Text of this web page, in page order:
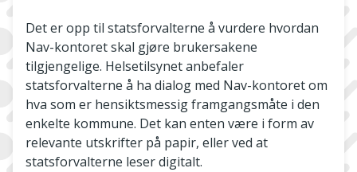
Det er opp til statsforvalterne å vurdere hvordan
Nav-kontoret skal gjøre brukersakene
tilgjengelige. Helsetilsynet anbefaler
statsforvalterne å ha dialog med Nav-kontoret om
hva som er hensiktsmessig framgangsmåte i den
enkelte kommune. Det kan enten være i form av
relevante utskrifter på papir, eller ved at
statsforvalterne leser digitalt.